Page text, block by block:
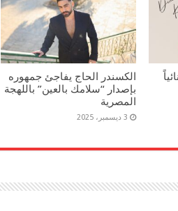
الكسندر الحاج يفاجئ جمهوره
بإصدار “سلامك بالعين” باللهجة
المصرية
3 ديسمبر، 2025